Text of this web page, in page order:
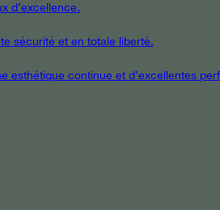
d’excellence.
sécurité et en totale liberté.
esthétique continue et d’excellentes